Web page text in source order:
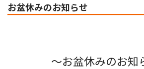
お盆休みのお知らせ
～お盆休みのお知